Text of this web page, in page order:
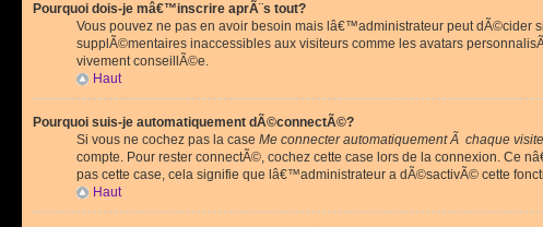
Pourquoi dois-je mâ€™inscrire aprÃ¨s tout?
Vous pouvez ne pas en avoir besoin mais lâ€™administrateur peut
supplÃ©mentaires inaccessibles aux visiteurs comme les avatars
vivement conseillÃ©e.
Haut
Pourquoi suis-je automatiquement dÃ©connectÃ©?
Si vous ne cochez pas la case Me connecter automatiquement Ã chaque visite
compte. Pour rester connectÃ©, cochez cette case lors de la connexion. Ce
pas cette case, cela signifie que lâ€™administrateur a dÃ©sactivÃ© cette
Haut